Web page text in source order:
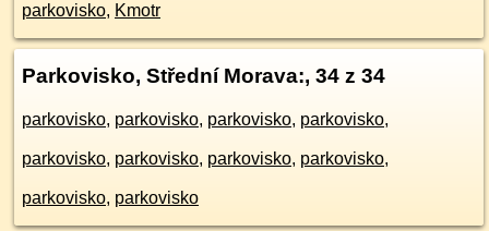
parkovisko, Kmotr
Parkovisko, Střední Morava:, 34 z 34
parkovisko, parkovisko, parkovisko, parkovisko,
parkovisko, parkovisko, parkovisko, parkovisko,
parkovisko, parkovisko